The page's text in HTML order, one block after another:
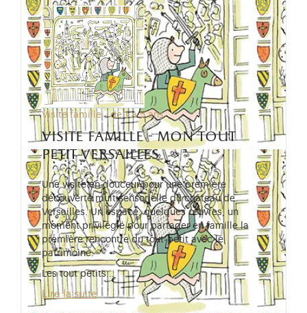
Visite famille - de 1 à 5 ans
visite famille - mon tout
petit versailles
Une visite en douceur pour une première
découverte multisensorielle du château de
Versailles. Un espace, quelques œuvres, un
moment privilégié pour partager en famille la
première rencontre du tout-petit avec le
patrimoine.
Les tout petits…
Lire la suite